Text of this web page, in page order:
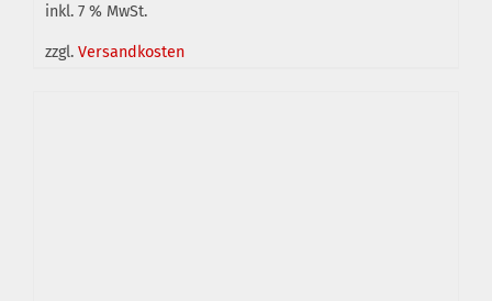
IN DEN WARENKORB
inkl. 7 % MwSt.
zzgl. Versandkosten